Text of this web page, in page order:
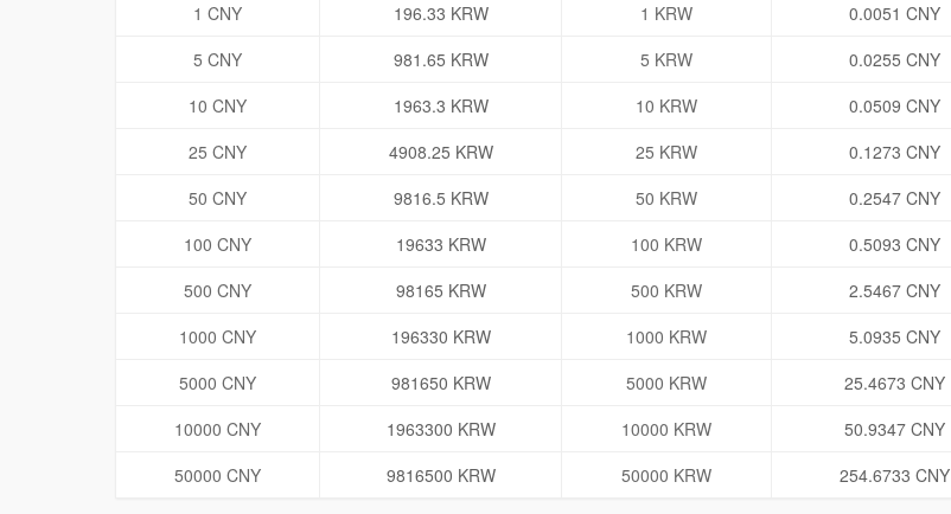
1 CNY
196.33 KRW 1 KRW
0.0051 CNY
5 CNY
981.65 KRW 5 KRW
0.0255 CNY
10 CNY
1963.3 KRW 10 KRW
0.0509 CNY
25 CNY
4908.25 KRW 25 KRW
0.1273 CNY
50 CNY
9816.5 KRW 50 KRW
0.2547 CNY
100 CNY
19633 KRW 100 KRW
0.5093 CNY
500 CNY
98165 KRW 500 KRW
2.5467 CNY
1000 CNY
196330 KRW 1000 KRW
5.0935 CNY
5000 CNY
981650 KRW 5000 KRW
25.4673 CNY
10000 CNY
1963300 KRW 10000 KRW
50.9347 CNY
50000 CNY
9816500 KRW 50000 KRW 254.6733 CNY